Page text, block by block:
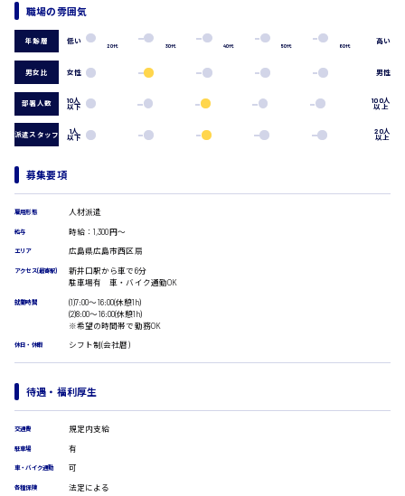
軽作業
介護・医療系
医師
介護職
看護助手
看護師
オフィスワーク系
貿易事務
経理事務
営業事務
医療事務
翻訳、通訳
IT・クリエイティブ系
CADオペレーター
校正・編集
システムエンジニア
広島市南区
広島市西区
広島市安佐南区
時給1300円～
時給1400円～
職場の雰囲気
年齢層 低い
20代 30代 40代 50代 60代
高い
男女比 女性 男性
部署人数 10人
以下
100人
以上
派遣スタッフ 1人
以下
20人
以上
募集要項
雇用形態 人材派遣
給与 時給：1,300円～
エリア 広島県広島市西区扇
アクセス(最寄駅)
新井口駅から車で6分
駐車場有 車・バイク通勤OK
就業時間
(1)7:00〜16:00(休憩1h)
(2)8:00〜16:00(休憩1h)
※希望の時間帯で勤務OK
休日・休暇 シフト制(会社暦)
待遇・福利厚生
交通費 規定内支給
駐車場 有
車・バイク通勤 可
各種保険 法定による